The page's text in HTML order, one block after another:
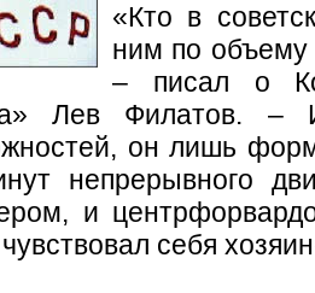
«Кто в
ним по
– писал о
Лев Филатов. –
он лишь
непрерывного
и
себя